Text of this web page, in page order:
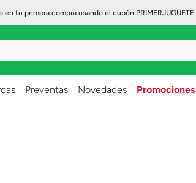
tu primera compra usando el cupón PRIMERJUGUETE.
Preventas Novedades Promociones